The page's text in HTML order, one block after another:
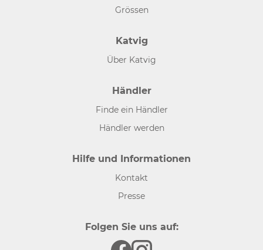
Grössen
Katvig
Über Katvig
Händler
Finde ein Händler
Händler werden
Hilfe und Informationen
Kontakt
Presse
Folgen Sie uns auf: